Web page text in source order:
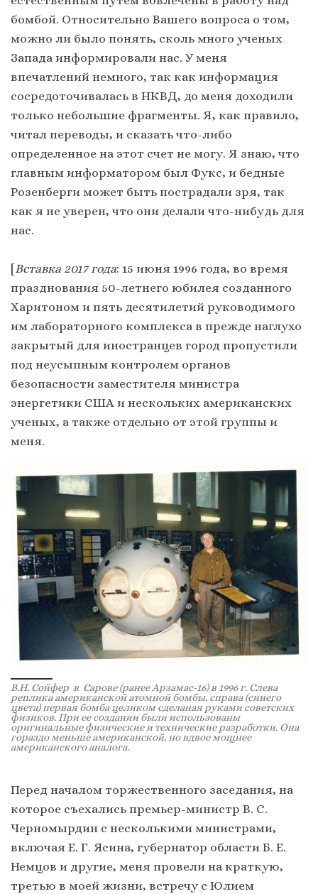
бомбой. Относительно Вашего вопроса о том,
можно ли было понять, сколь много ученых
Запада информировали нас. У меня
впечатлений немного, так как информация
сосредоточивалась в НКВД, до меня доходили
только небольшие фрагменты. Я, как правило,
читал переводы, и сказать что-либо
определенное на этот счет не могу. Я знаю, что
главным информатором был Фукс, и бедные
Розенберги может быть пострадали зря, так
как я не уверен, что они делали что-нибудь для
нас.
[Вставка 2017 года: 15 июня 1996 года, во время
празднования 50-летнего юбилея созданного
Харитоном и пять десятилетий руководимого
им лабораторного комплекса в прежде наглухо
закрытый для иностранцев город пропустили
под неусыпным контролем органов
безопасности заместителя министра
энергетики США и нескольких американских
ученых, а также отдельно от этой группы и
меня.
В.Н. Сойфер в Сарове (ранее Арзамас-16) в 1996 г. Слева
реплика американской атомной бомбы, справа (синего
цвета) первая бомба целиком сделаная руками советских
физиков. При ее создании были использованы
оригинальные физические и технические разработки. Она
гораздо меньше американской, но вдвое мощнее
американского аналога.
Перед началом торжественного заседания, на
которое съехались премьер-министр В. С.
Черномырдин с несколькими министрами,
включая Е. Г. Ясина, губернатор области Б. Е.
Немцов и другие, меня провели на краткую,
третью в моей жизни, встречу с Юлием